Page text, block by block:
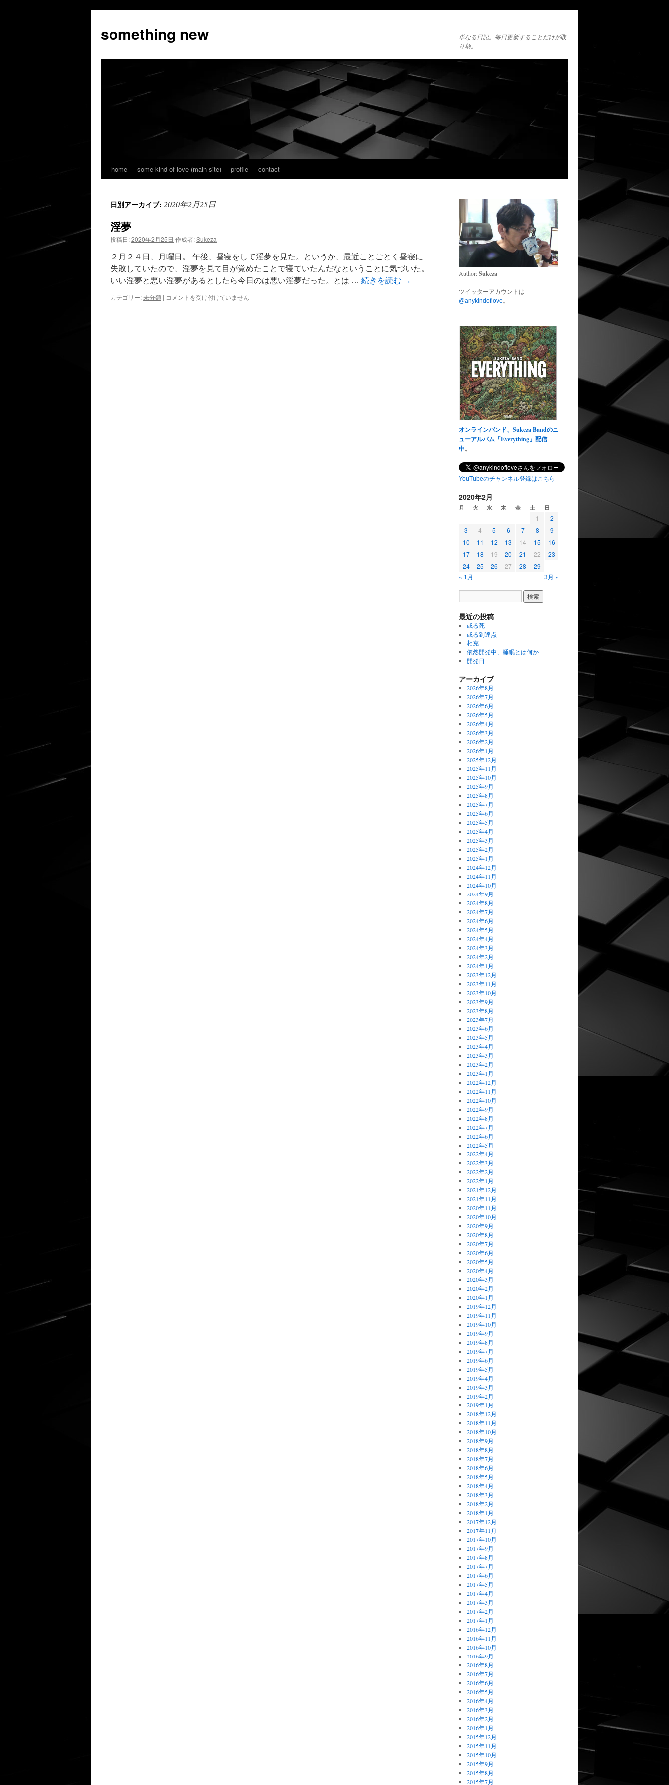
テ
ン
へ
something new
単なる日記。毎日更新することだけが取
り柄。
home some kind of love (main site) profile contact
日別アーカイブ: 2020年2月25日
淫夢
投稿日:2020年2月25日 作成者:Sukeza
２月２４日、月曜日。 午後、昼寝をして淫夢を見た。というか、最近ことごとく昼寝に
失敗していたので、淫夢を見て目が覚めたことで寝ていたんだなということに気づいた。
いい淫夢と悪い淫夢があるとしたら今日のは悪い淫夢だった。とは … 続きを読む →
カテゴリー:未分類 | 淫
コメントを受け付けていません
Author:Sukeza
ツイッターアカウントは
@anykindoflove。
オンラインバンド、Sukeza Bandのニ
ューアルバム「Everything」配信
中。
YouTubeのチャンネル登録はこちら
2020年2月
月 火 水 木 金 土 日
1
2
3
4 5 6 7 8
9
10
11 12 13 14 15
16
17
18 19 20 21 22
23
24
25 26 27 28
29
« 1月
3月 »
最近の投稿
或る死
或る到達点
相克
依然開発中、睡眠とは何か
開発日
アーカイブ
2026年8月
2026年7月
2026年6月
2026年5月
2026年4月
2026年3月
2026年2月
2026年1月
2025年12月
2025年11月
2025年10月
2025年9月
2025年8月
2025年7月
2025年6月
2025年5月
2025年4月
2025年3月
2025年2月
2025年1月
2024年12月
2024年11月
2024年10月
2024年9月
2024年8月
2024年7月
2024年6月
2024年5月
2024年4月
2024年3月
2024年2月
2024年1月
2023年12月
2023年11月
2023年10月
2023年9月
2023年8月
2023年7月
2023年6月
2023年5月
2023年4月
2023年3月
2023年2月
2023年1月
2022年12月
2022年11月
2022年10月
2022年9月
2022年8月
2022年7月
2022年6月
2022年5月
2022年4月
2022年3月
2022年2月
2022年1月
2021年12月
2021年11月
2020年11月
2020年10月
2020年9月
2020年8月
2020年7月
2020年6月
2020年5月
2020年4月
2020年3月
2020年2月
2020年1月
2019年12月
2019年11月
2019年10月
2019年9月
2019年8月
2019年7月
2019年6月
2019年5月
2019年4月
2019年3月
2019年2月
2019年1月
2018年12月
2018年11月
2018年10月
2018年9月
2018年8月
2018年7月
2018年6月
2018年5月
2018年4月
2018年3月
2018年2月
2018年1月
2017年12月
2017年11月
2017年10月
2017年9月
2017年8月
2017年7月
2017年6月
2017年5月
2017年4月
2017年3月
2017年2月
2017年1月
2016年12月
2016年11月
2016年10月
2016年9月
2016年8月
2016年7月
2016年6月
2016年5月
2016年4月
2016年3月
2016年2月
2016年1月
2015年12月
2015年11月
2015年10月
2015年9月
2015年8月
2015年7月